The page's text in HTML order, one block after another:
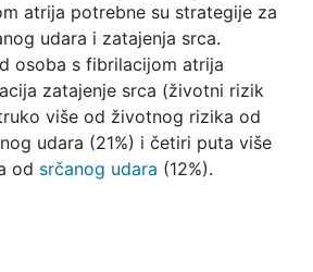
atrija potrebne su strategije za
udara i zatajenja srca.
osoba s fibrilacijom atrija
zatajenje srca (životni rizik
više od životnog rizika od
udara (21%) i četiri puta više
od srčanog udara (12%).